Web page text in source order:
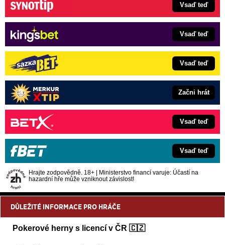
Vsaď teď
Vsaď teď
Vsaď teď
Začni hrát
Vsaď teď
Vsaď teď
Hrajte zodpovědně. 18+ | Ministerstvo financí varuje: Účastí na
hazardní hře může vzniknout závislost!
DŮLEŽITÉ INFORMACE PRO HRÁČE
Pokerové herny s licencí v ČR 🇨🇿